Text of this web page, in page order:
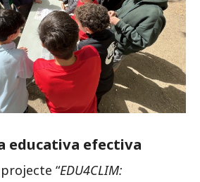
educativa efectiva
“EDU4CLIM: